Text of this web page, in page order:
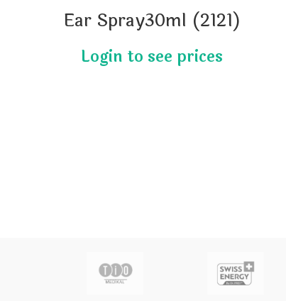
Ear Spray30ml (2121)